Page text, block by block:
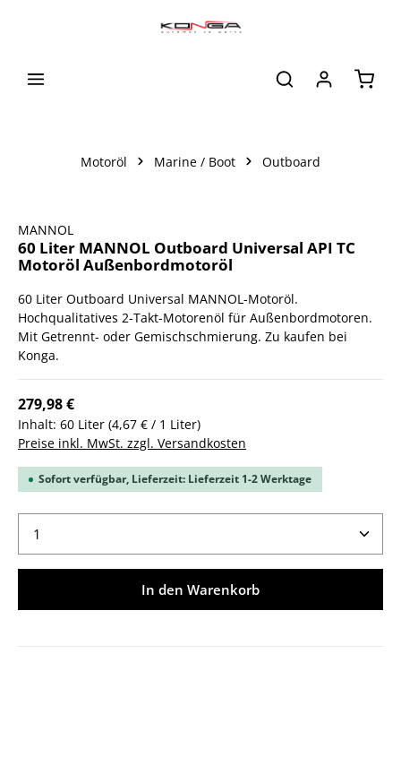
Motoröl Marine / Boot Outboard
MANNOL
60 Liter MANNOL Outboard Universal API TC
Motoröl Außenbordmotoröl
60 Liter Outboard Universal MANNOL-Motoröl.
Hochqualitatives 2-Takt-Motorenöl für Außenbordmotoren.
Mit Getrennt- oder Gemischschmierung. Zu kaufen bei
Konga.
279,98 €
Inhalt: 60 Liter (4,67 € / 1 Liter)
Preise inkl. MwSt. zzgl. Versandkosten
Sofort verfügbar, Lieferzeit: Lieferzeit 1-2 Werktage
Produkt Anzahl: Gib den gewünschten Wert ein
In den Warenkorb